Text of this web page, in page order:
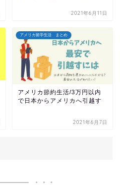
2021年6月11日
アメリカ留学生活 まとめ
アメリカ節約生活/3万円以内
で日本からアメリカへ引越す
2021年6月7日